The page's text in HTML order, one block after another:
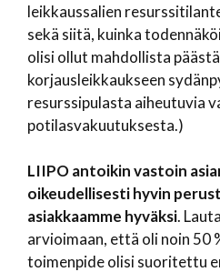
leikkaussalien
sekä siitä, kuinka
olisi ollut mahdollista
korjausleikkaukseen
resurssipulasta aiheutuvia
potilasvakuutuksesta.)
LIIPO antoikin vastoin
oikeudellisesti hyvin
asiakkaamme hyväksi.
arvioimaan, että oli noin 50
toimenpide olisi suoritettu